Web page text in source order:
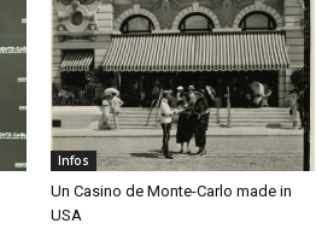
Infos
Un Casino de Monte-Carlo made in
USA